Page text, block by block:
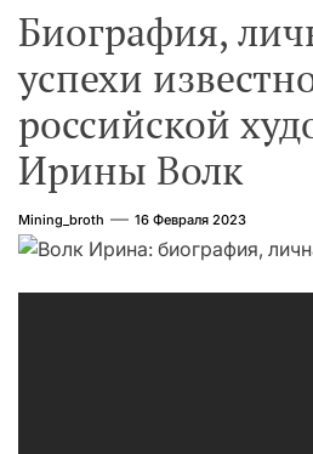
Биография,
успехи
российской
Ирины Волк
Mining_broth 16 Февраля 2023